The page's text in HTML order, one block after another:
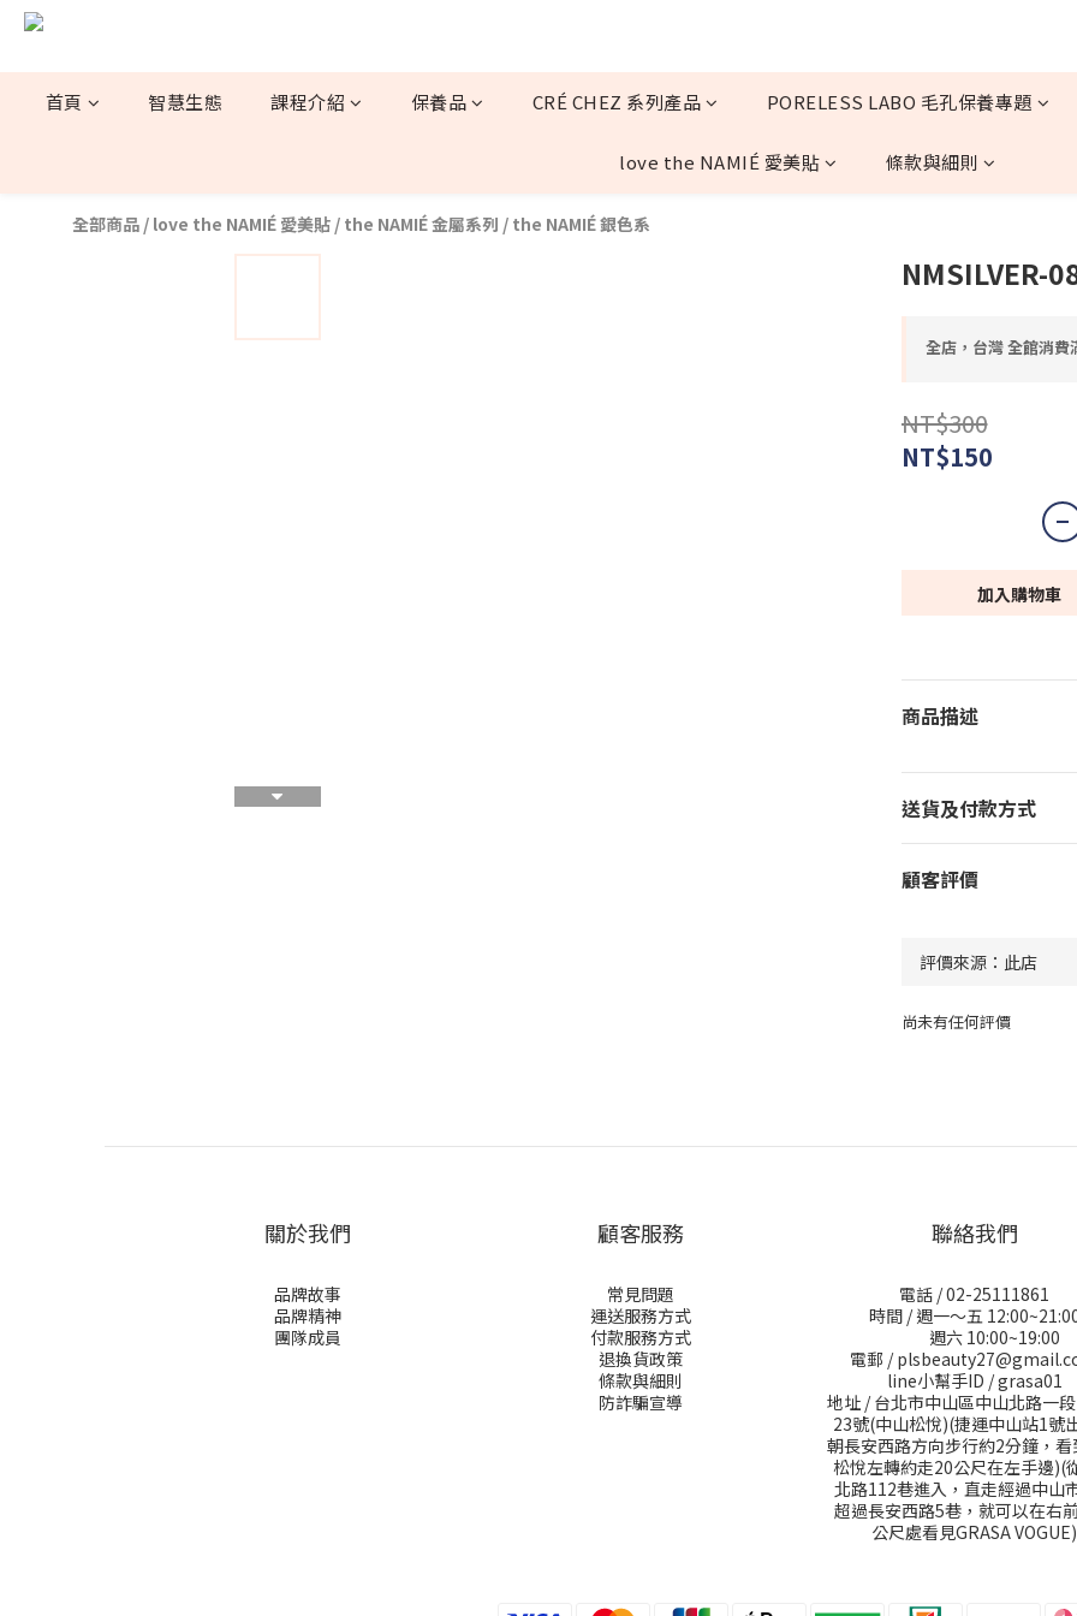
首頁 智慧生態 課程介紹 保養品 CRÉ CHEZ 系列產品 PORELESS LABO 毛孔保養專題
love the NAMIÉ 愛美貼 條款與細則
全部商品 / love the NAMIÉ 愛美貼 / the NAMIÉ 金屬系列 / the NAMIÉ 銀色系
NMSILVER-
全店，台灣 全館消
NT$300
NT$150
加入購物車
商品描述
送貨及付款方式
顧客評價
尚未有任何評價
關於我們
品牌故事
品牌精神
團隊成員
顧客服務
常見問題
運送服務方式
付款服務方式
退換貨政策
條款與細則
防詐騙宣導
聯絡我們
電話 / 02-25111861
時間 / 週一～五
週六 10:00~19:00
電郵 /
line小幫手ID / grasa01
地址 / 台北市中山區中山北路一
23號(中山松悅)(捷運中山站1號
朝長安西路方向步行約2分鐘，看
松悅左轉約走20公尺在左手邊)(
北路112巷進入，直走經過中山
超過長安西路5巷，就可以在右
公尺處看見GRASA VOGUE)